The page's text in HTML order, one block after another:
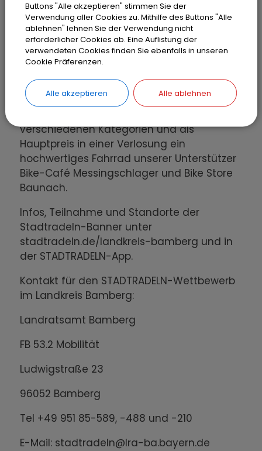
oder schließt Euch einem an. Radelt im
Aktionszeitraum los und tragt Eure
Kilometer online ein oder nutzt die
STADTRADELN-App zur Aufzeichnung Eurer
Fahrten.
Es winken für die Teilnehmerinnen und
verschiedenen Kategorien und als
Hauptpreis in einer Verlosung ein
hochwertiges Fahrrad unserer Unterstützer
Bike-Café Messingschlager und Bike Store
Baunach.
Infos, Teilnahme und Standorte der
Stadtradeln-Banner unter
stadtradeln.de/landkreis-bamberg und in
der STADTRADELN-App.
Kontakt für den STADTRADELN-Wettbewerb
im Landkreis Bamberg:
Landratsamt Bamberg
FB 53.2 Mobilität
Ludwigstraße 23
96052 Bamberg
Tel +49 951 85-589, -488 und -210
E-Mail: stadtradeln@lra-ba.bayern.de
Buttons "Alle akzeptieren" stimmen Sie der
Verwendung aller Cookies zu. Mithilfe des Buttons "Alle
ablehnen" lehnen Sie der Verwendung nicht
erforderlicher Cookies ab. Eine Auflistung der
verwendeten Cookies finden Sie ebenfalls in unseren
Cookie Präferenzen.
Alle akzeptieren Alle ablehnen